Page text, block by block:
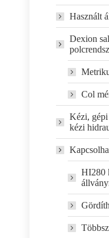
Használt
Dexion
Col
Kézi, gépi
kézi
HI280